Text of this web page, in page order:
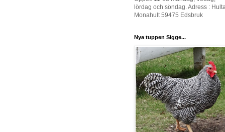
lördag och söndag. Adress :
Monahult 59475 Edsbruk
Nya tuppen Sigge...